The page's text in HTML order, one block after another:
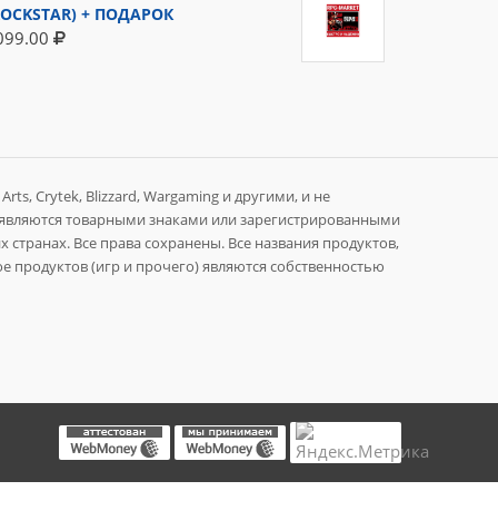
+ ПОДАРОК
Crytek, Blizzard, Wargaming и другими, и не
товарными знаками или зарегистрированными
Все права сохранены. Все названия продуктов,
(игр и прочего) являются собственностью